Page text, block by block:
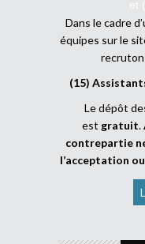
et
Dans le cadre
équipes sur le
(15)
Le dépôt
est gratuit.
contrepartie
l’acceptation